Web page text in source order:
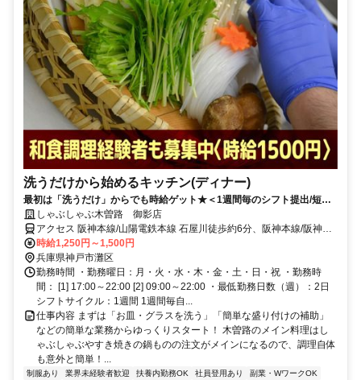
洗うだけから始めるキッチン(ディナー)
最初は「洗うだけ」からでも時給ゲット★＜1週間毎のシフト提出/短時
間3h～/週2日～＞
しゃぶしゃぶ木曽路 御影店
アクセス 阪神本線/山陽電鉄本線 石屋川徒歩約6分、阪神本線/阪神な
んば線 新在家徒歩約13分、ＪＲ東海道本線 六甲道南出口徒歩約13分
石屋川駅徒歩5分
時給1,250円～1,500円
兵庫県神戸市灘区
勤務時間 ・勤務曜日：月・火・水・木・金・土・日・祝 ・勤務時
間： [1] 17:00～22:00 [2] 09:00～22:00 ・最低勤務日数（週）：2日
シフトサイクル：1週間 1週間毎自...
仕事内容 まずは「お皿・グラスを洗う」「簡単な盛り付けの補助」
などの簡単な業務からゆっくりスタート！ 木曽路のメイン料理はし
ゃぶしゃぶやすき焼きの鍋ものの注文がメインになるので、調理自体
も意外と簡単！...
制服あり 業界未経験者歓迎 扶養内勤務OK 社員登用あり
副業・WワークOK